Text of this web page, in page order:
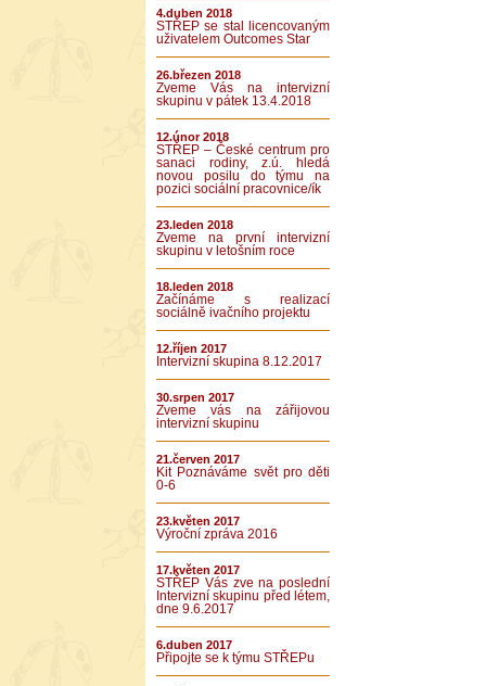
4.duben 2018
STŘEP se stal licencovaným
uživatelem Outcomes Star
26.březen 2018
Zveme Vás na intervizní
skupinu v pátek 13.4.2018
12.únor 2018
STŘEP – České centrum pro
sanaci rodiny, z.ú. hledá
novou posilu do týmu na
pozici sociální pracovnice/ík
23.leden 2018
Zveme na první intervizní
skupinu v letošním roce
18.leden 2018
Začínáme s realizací
sociálně ivačního projektu
12.říjen 2017
Intervizní skupina 8.12.2017
30.srpen 2017
Zveme vás na zářijovou
intervizní skupinu
21.červen 2017
Kit Poznáváme svět pro děti
0-6
23.květen 2017
Výroční zpráva 2016
17.květen 2017
STŘEP Vás zve na poslední
Intervizní skupinu před létem,
dne 9.6.2017
6.duben 2017
Připojte se k týmu STŘEPu